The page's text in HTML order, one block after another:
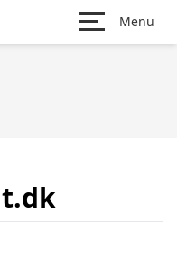
Menu